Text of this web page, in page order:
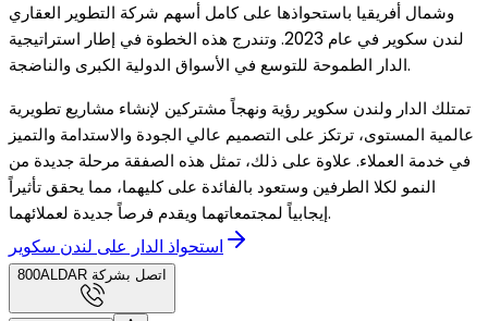
وشمال أفريقيا باستحواذها على كامل أسهم شركة التطوير العقاري
لندن سكوير في عام 2023. وتندرج هذه الخطوة في إطار استراتيجية
الدار الطموحة للتوسع في الأسواق الدولية الكبرى والناضجة.
تمتلك الدار ولندن سكوير رؤية ونهجاً مشتركين لإنشاء مشاريع تطويرية
عالمية المستوى، ترتكز على التصميم عالي الجودة والاستدامة والتميز
في خدمة العملاء. علاوة على ذلك، تمثل هذه الصفقة مرحلة جديدة من
النمو لكلا الطرفين وستعود بالفائدة على كليهما، مما يحقق تأثيراً
إيجابياً لمجتمعاتهما ويقدم فرصاً جديدة لعملائهما.
استحواذ الدار على لندن سكوير
800ALDAR اتصل بشركة